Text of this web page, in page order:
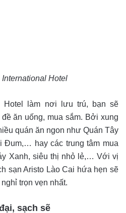
International Hotel
Hotel làm nơi lưu trú, bạn sẽ
ăn uống, mua sắm. Bởi xung
quán ăn ngon như Quán Tây
Đum,… hay các trung tâm mua
Xanh, siêu thị nhỏ lẻ,… Với vị
sạn Aristo Lào Cai hứa hẹn sẽ
trọn vẹn nhất.
sạch sẽ